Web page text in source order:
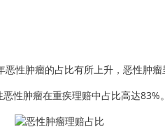
性肿瘤的占比有所上升，恶性肿瘤
恶性肿瘤在重疾理赔中占比高达83%。